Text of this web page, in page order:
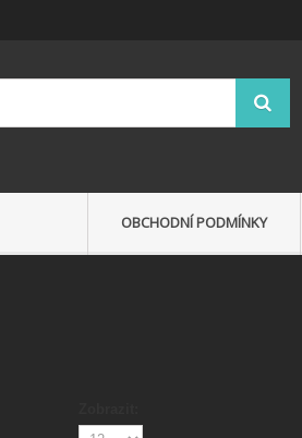
OBCHODNÍ PODMÍNKY